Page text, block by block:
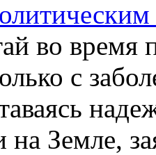
во время
с
на Земле,